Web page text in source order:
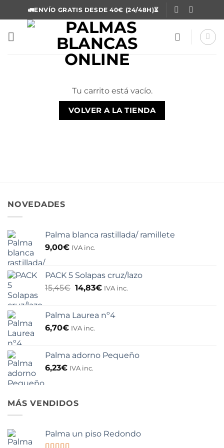
al
contenido
🚛ENVÍO GRATIS DESDE 40€ (24/48H)⏳
Tu carrito está vacío.
VOLVER A LA TIENDA
NOVEDADES
Palma blanca rastillada/ ramillete
9,00€ IVA inc.
PACK 5 Solapas cruz/lazo
15,45€ El
era:
15,45€.
14,83€El
es:
IVA inc.
Palma Laurea nº4
6,70€ IVA inc.
Palma adorno Pequeño
6,23€ IVA inc.
MÁS VENDIDOS
Palma un piso Redondo